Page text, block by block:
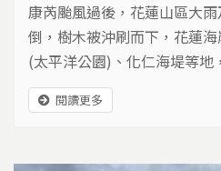
康芮颱風過後，花蓮山區大
倒，樹木被沖刷而下，花蓮
(太平洋公園)、化仁海堤等地
漂流木，數量之多，花蓮縣農
未有過的狀況。 相關新聞》
東富山護漁區 僅能人工清除
閱讀更多